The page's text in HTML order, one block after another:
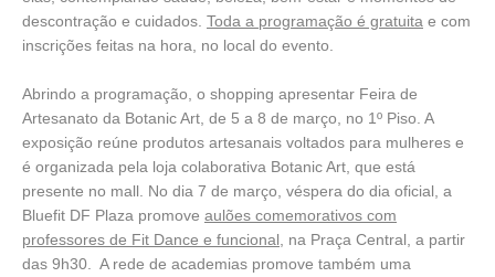
descontração e cuidados. Toda a programação é gratuita e com
inscrições feitas na hora, no local do evento.
Abrindo a programação, o shopping apresentar Feira de
Artesanato da Botanic Art, de 5 a 8 de março, no 1º Piso. A
exposição reúne produtos artesanais voltados para mulheres e
é organizada pela loja colaborativa Botanic Art, que está
presente no mall. No dia 7 de março, véspera do dia oficial, a
Bluefit DF Plaza promove aulões comemorativos com
professores de Fit Dance e funcional , na Praça Central, a partir
das 9h30. A rede de academias promove também uma